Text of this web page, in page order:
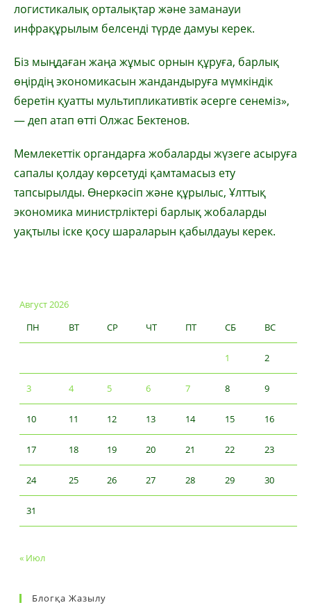
логистикалық орталықтар және заманауи
инфрақұрылым белсенді түрде дамуы керек.
Біз мыңдаған жаңа жұмыс орнын құруға, барлық
өңірдің экономикасын жандандыруға мүмкіндік
беретін қуатты мультипликативтік әсерге сенеміз»,
— деп атап өтті Олжас Бектенов.
Мемлекеттік органдарға жобаларды жүзеге асыруға
сапалы қолдау көрсетуді қамтамасыз ету
тапсырылды. Өнеркәсіп және құрылыс, Ұлттық
экономика министрліктері барлық жобаларды
уақтылы іске қосу шараларын қабылдауы керек.
Август 2026
ПН
ВТ СР ЧТ ПТ СБ ВС
1 2
3 4 5 6 7 8 9
10 11 12 13 14 15 16
17 18 19 20 21 22 23
24 25 26 27 28 29 30
31
« Июл
Блогқа Жазылу